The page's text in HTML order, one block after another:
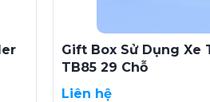
Gift Box Sử Dụng Xe
TB85 29 Chỗ
Liên hệ